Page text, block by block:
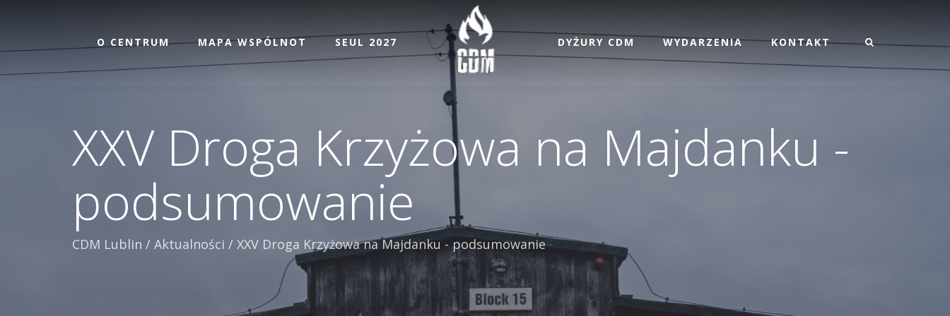
O CENTRUM MAPA WSPÓLNOT SEUL 2027 DYŻURY CDM WYDARZENIA KONTAKT
XXV Droga Krzyżowa na Majdanku -
podsumowanie
CDM Lublin / Aktualności / XXV Droga Krzyżowa na Majdanku - podsumowanie